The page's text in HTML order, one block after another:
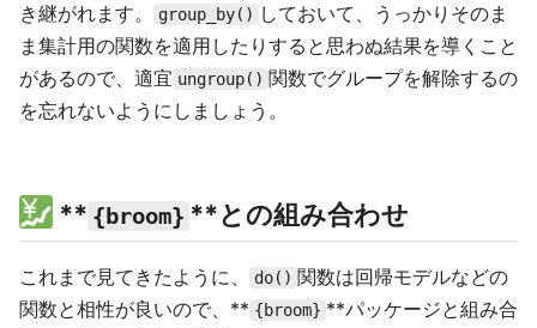
き継がれます。 group_by() しておいて、うっかりそのま
ま集計用の関数を適用したりすると思わぬ結果を導くこと
があるので、適宜 ungroup() 関数でグループを解除するの
を忘れないようにしましょう。
** {broom} **との組み合わせ
これまで見てきたように、 do() 関数は回帰モデルなどの
関数と相性が良いので、** {broom} **パッケージと組み合